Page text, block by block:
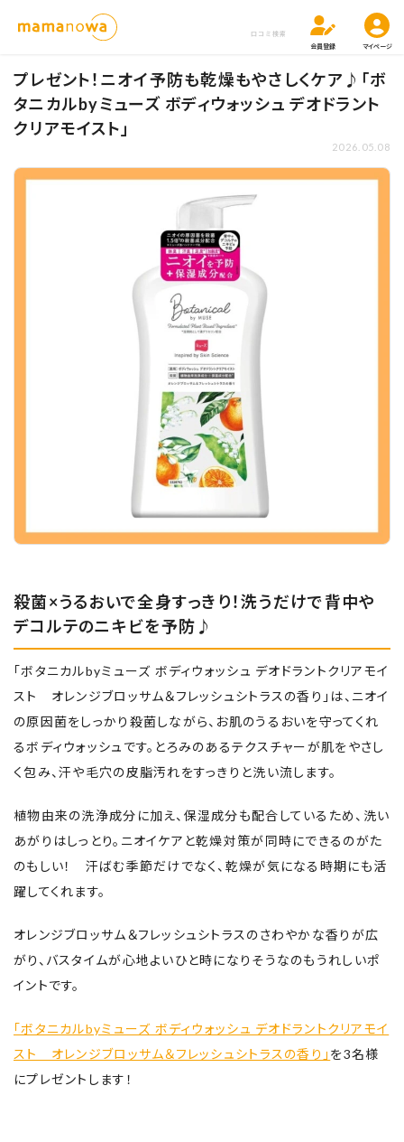
口コミ検索
会員登録
マイページ
プレゼント！ニオイ予防も乾燥もやさしくケア♪「ボ
タニカルbyミューズ ボディウォッシュ デオドラント
クリアモイスト」
2026.05.08
殺菌×うるおいで全身すっきり！洗うだけで背中や
デコルテのニキビを予防♪
「ボタニカルbyミューズ ボディウォッシュ デオドラントクリアモイ
スト オレンジブロッサム＆フレッシュシトラスの香り」は、ニオイ
の原因菌をしっかり殺菌しながら、お肌のうるおいを守ってくれ
るボディウォッシュです。とろみのあるテクスチャーが肌をやさし
く包み、汗や毛穴の皮脂汚れをすっきりと洗い流します。
植物由来の洗浄成分に加え、保湿成分も配合しているため、洗い
あがりはしっとり。ニオイケアと乾燥対策が同時にできるのがた
のもしい！ 汗ばむ季節だけでなく、乾燥が気になる時期にも活
躍してくれます。
オレンジブロッサム＆フレッシュシトラスのさわやかな香りが広
がり、バスタイムが心地よいひと時になりそうなのもうれしいポ
イントです。
「ボタニカルbyミューズ ボディウォッシュ デオドラントクリアモイ
スト オレンジブロッサム＆フレッシュシトラスの香り」 を3名様
にプレゼントします！